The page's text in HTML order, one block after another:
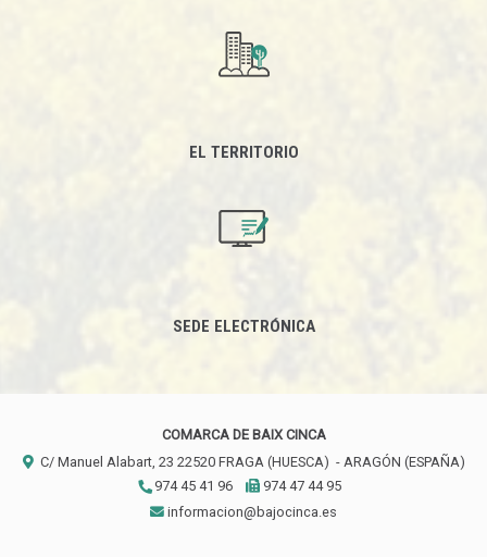
EL TERRITORIO
SEDE ELECTRÓNICA
COMARCA DE BAIX CINCA
C/ Manuel Alabart, 23 22520 FRAGA (HUESCA) - ARAGÓN (ESPAÑA)
974 45 41 96
974 47 44 95
informacion@bajocinca.es